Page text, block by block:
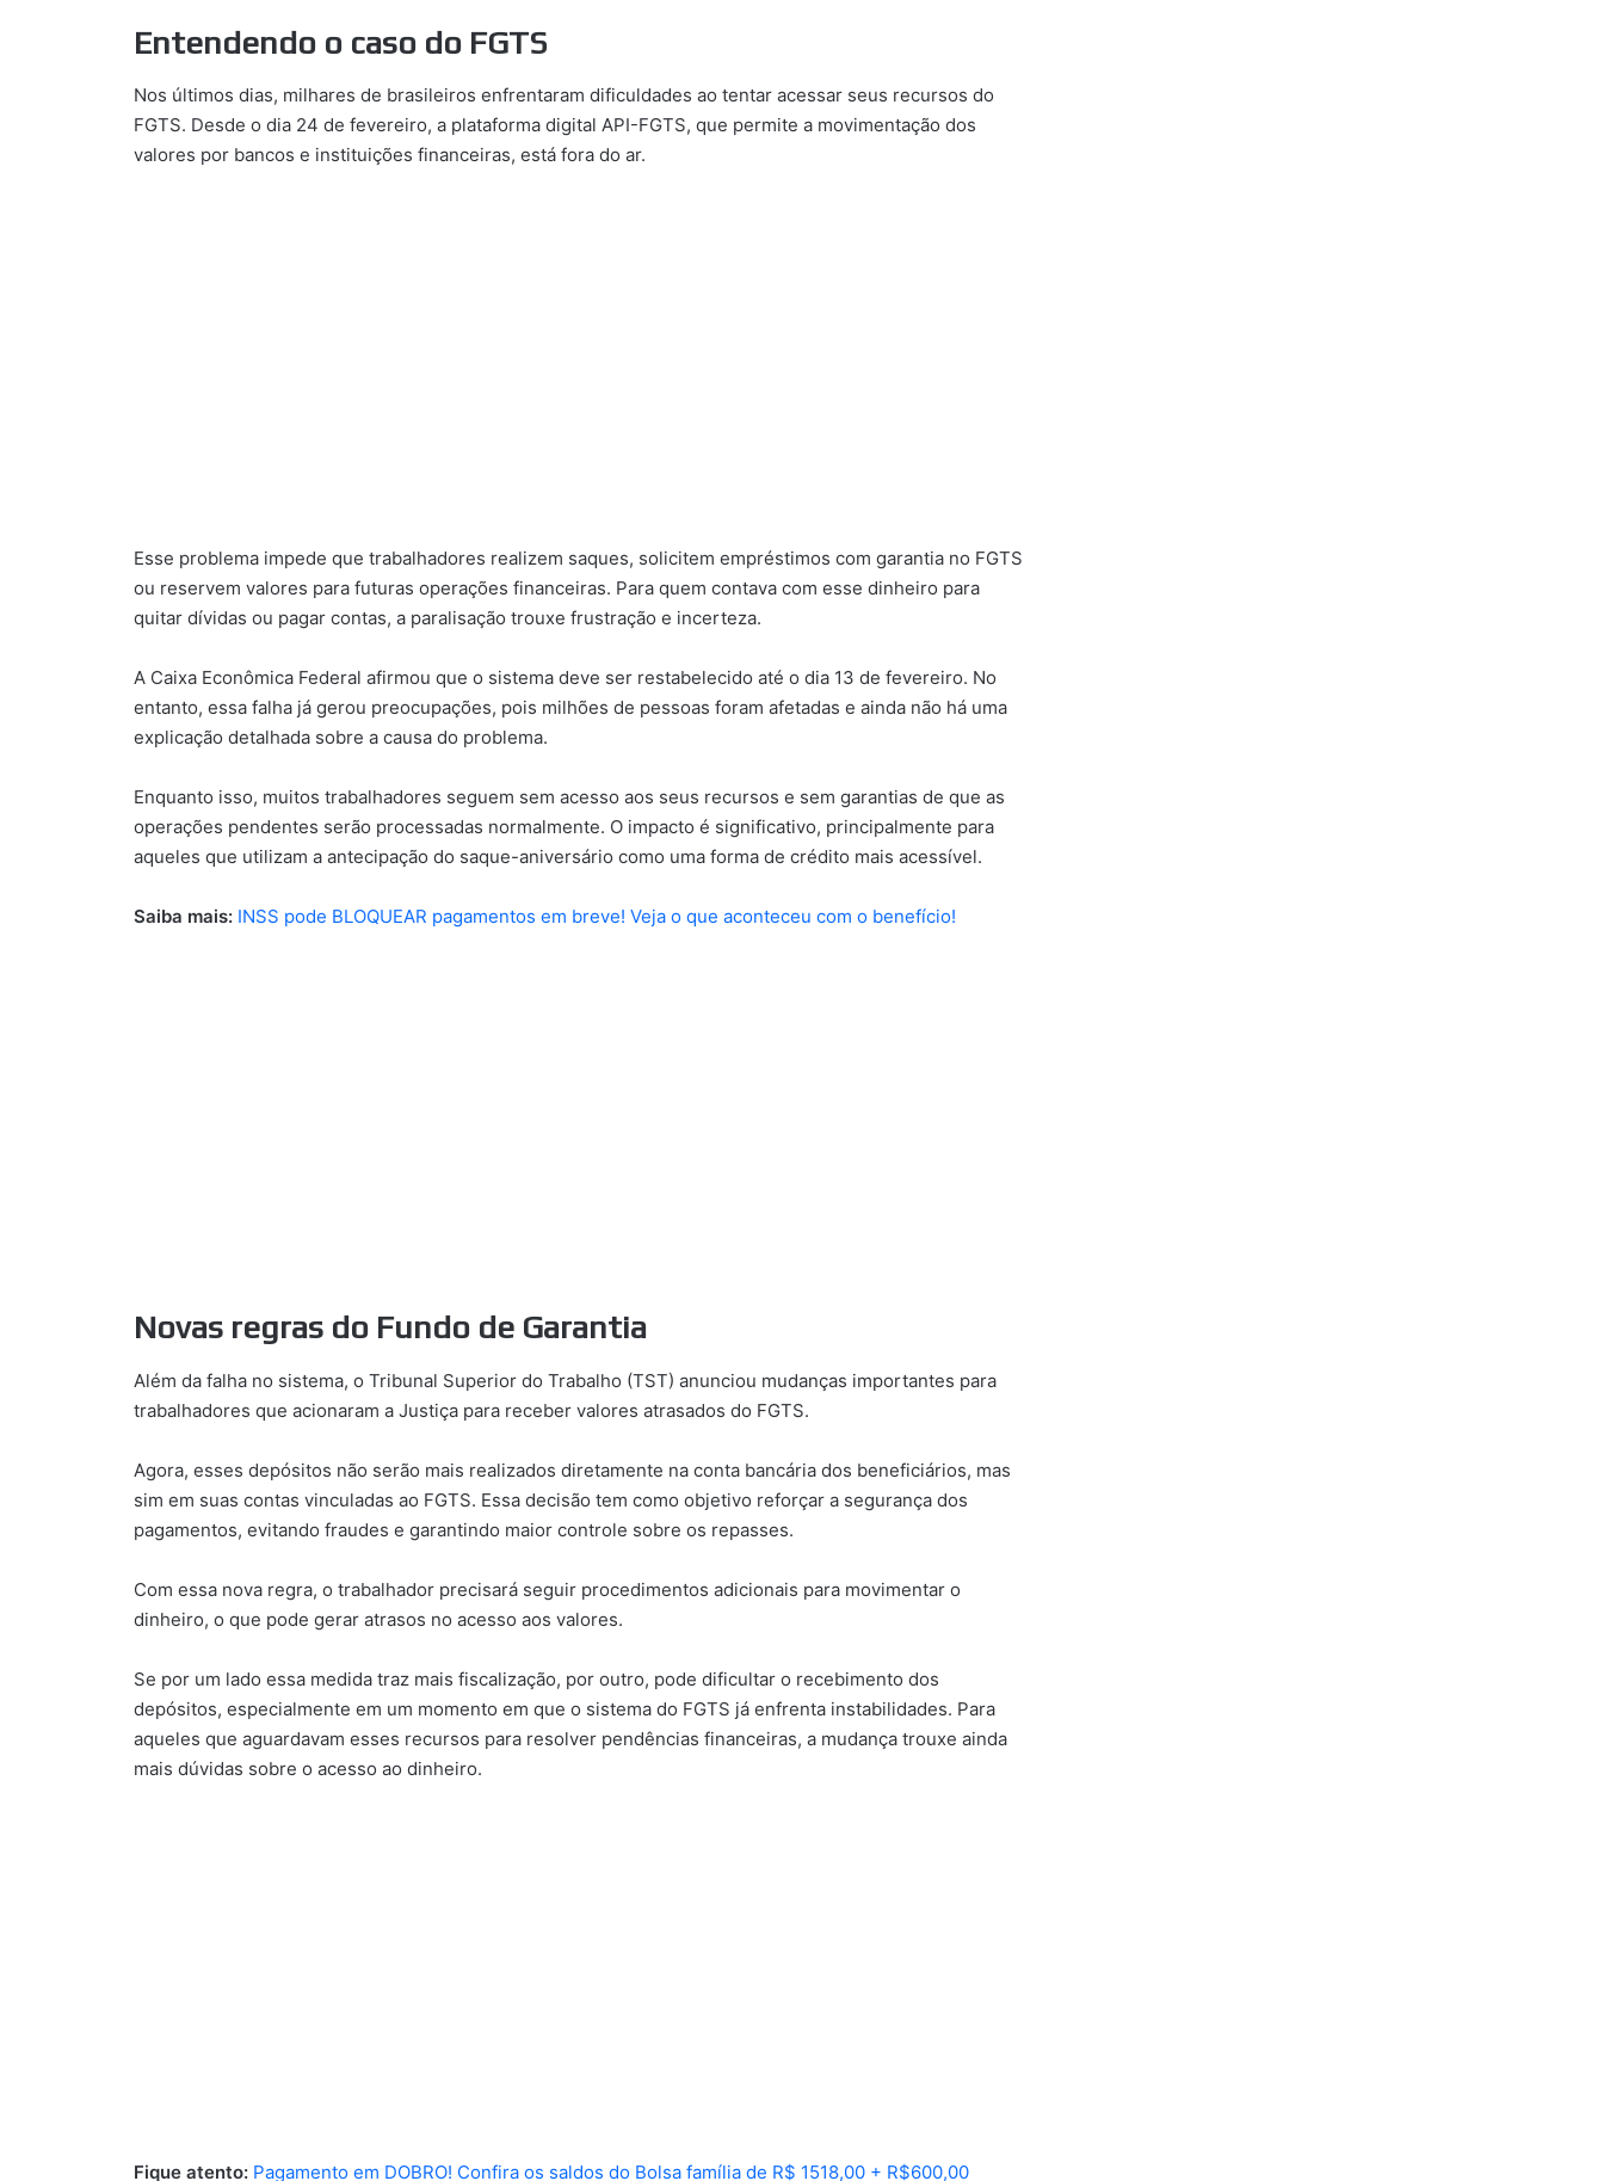
Entendendo o caso do FGTS
Nos últimos dias, milhares de brasileiros enfrentaram dificuldades ao tentar acessar seus recursos do
FGTS. Desde o dia 24 de fevereiro, a plataforma digital API-FGTS, que permite a movimentação dos
valores por bancos e instituições financeiras, está fora do ar.
Esse problema impede que trabalhadores realizem saques, solicitem empréstimos com garantia no FGTS
ou reservem valores para futuras operações financeiras. Para quem contava com esse dinheiro para
quitar dívidas ou pagar contas, a paralisação trouxe frustração e incerteza.
A Caixa Econômica Federal afirmou que o sistema deve ser restabelecido até o dia 13 de fevereiro. No
entanto, essa falha já gerou preocupações, pois milhões de pessoas foram afetadas e ainda não há uma
explicação detalhada sobre a causa do problema.
Enquanto isso, muitos trabalhadores seguem sem acesso aos seus recursos e sem garantias de que as
operações pendentes serão processadas normalmente. O impacto é significativo, principalmente para
aqueles que utilizam a antecipação do saque-aniversário como uma forma de crédito mais acessível.
Saiba mais: INSS pode BLOQUEAR pagamentos em breve! Veja o que aconteceu com o benefício!
Novas regras do Fundo de Garantia
Além da falha no sistema, o Tribunal Superior do Trabalho (TST) anunciou mudanças importantes para
trabalhadores que acionaram a Justiça para receber valores atrasados do FGTS.
Agora, esses depósitos não serão mais realizados diretamente na conta bancária dos beneficiários, mas
sim em suas contas vinculadas ao FGTS. Essa decisão tem como objetivo reforçar a segurança dos
pagamentos, evitando fraudes e garantindo maior controle sobre os repasses.
Com essa nova regra, o trabalhador precisará seguir procedimentos adicionais para movimentar o
dinheiro, o que pode gerar atrasos no acesso aos valores.
Se por um lado essa medida traz mais fiscalização, por outro, pode dificultar o recebimento dos
depósitos, especialmente em um momento em que o sistema do FGTS já enfrenta instabilidades. Para
aqueles que aguardavam esses recursos para resolver pendências financeiras, a mudança trouxe ainda
mais dúvidas sobre o acesso ao dinheiro.
Fique atento: Pagamento em DOBRO! Confira os saldos do Bolsa família de R$ 1518,00 + R$600,00